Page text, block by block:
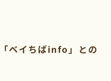
ベイちばinfo」との